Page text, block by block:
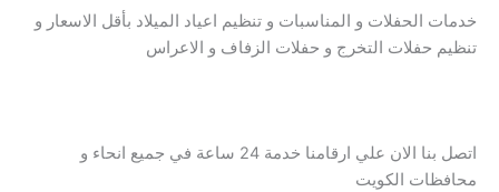
خدمات الحفلات و المناسبات و تنظيم اعياد الميلاد بأقل الاسعار و
تنظيم حفلات التخرج و حفلات الزفاف و الاعراس
اتصل بنا الان علي ارقامنا خدمة 24 ساعة في جميع انحاء و
محافظات الكويت